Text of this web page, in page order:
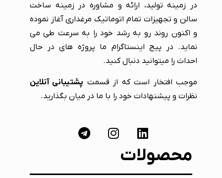
در زمینه تولید، ارائه و مشاوره در زمینه ساخت
سالن و تجهیزات تمام اتوماتیک مرغداری آغاز نموده
و اکنون روند رو به رشد خود را به سرعت طی می
نماید. در پیج اینستاگرام ما پروژه های در حال
احداث را میتوانید دنبال کنید.
موجب افتخار است که از قسمت پشتیبانی آنلاین
نظرات و پیشنهادات خود را با ما در میان بگذارید.
محصولات